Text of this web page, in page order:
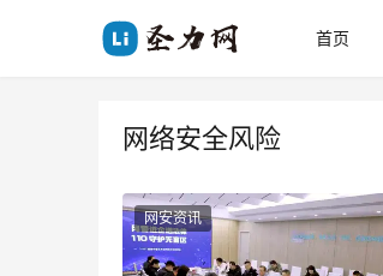
首页
网络安全风险
网安资讯